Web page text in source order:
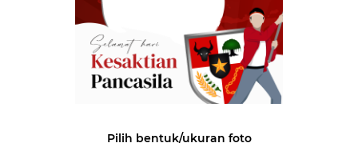
Pilih bentuk/ukuran foto